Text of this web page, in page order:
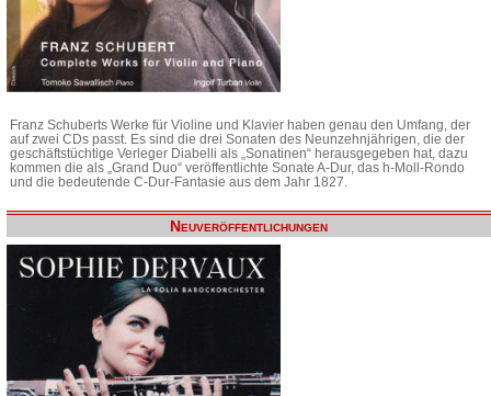
Franz Schuberts Werke für Violine und Klavier haben genau den Umfang, der
auf zwei CDs passt. Es sind die drei Sonaten des Neunzehnjährigen, die der
geschäftstüchtige Verleger Diabelli als „Sonatinen“ herausgegeben hat, dazu
kommen die als „Grand Duo“ veröffentlichte Sonate A-Dur, das h-Moll-Rondo
und die bedeutende C-Dur-Fantasie aus dem Jahr 1827.
Neuveröffentlichungen